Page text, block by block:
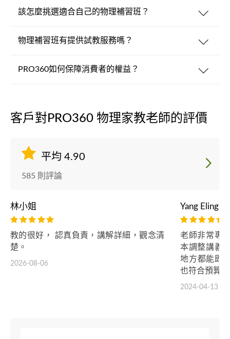
該怎麼挑選適合自己的物理補習班？
物理補習班有提供試教服務嗎？
PRO360如何保障消費者的權益？
客戶對PRO360 物理家教老師的評價
平均 4.90
585 則評論
林小姐
教的很好， 認真負責，講解詳細，觀念清
楚。
2026-08-06
Yang Eling
老師非常專
本調整講義
地方都能即
也符合預算。
2024-04-13